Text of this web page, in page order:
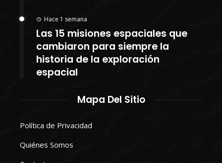
Hace 1 semana
Las 15 misiones espaciales que
cambiaron para siempre la
historia de la exploración
espacial
Mapa Del Sitio
Política de Privacidad
Quiénes Somos